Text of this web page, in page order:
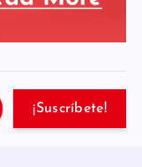
¡Suscríbete!